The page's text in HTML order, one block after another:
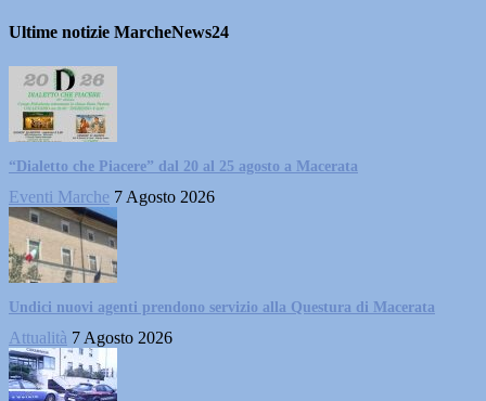
Ultime notizie MarcheNews24
“Dialetto che Piacere” dal 20 al 25 agosto a Macerata
Eventi Marche 7 Agosto 2026
Undici nuovi agenti prendono servizio alla Questura di Macerata
Attualità 7 Agosto 2026